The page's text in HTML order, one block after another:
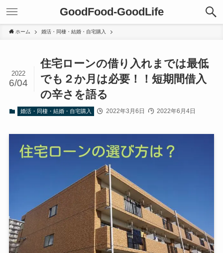
GoodFood-GoodLife
ホーム 婚活・同棲・結婚・自宅購入
住宅ローンの借り入れまでは最低
でも２か月は必要！！短期間借入
の辛さを語る
2022
6/04
婚活・同棲・結婚・自宅購入 2022年3月6日 2022年6月4日